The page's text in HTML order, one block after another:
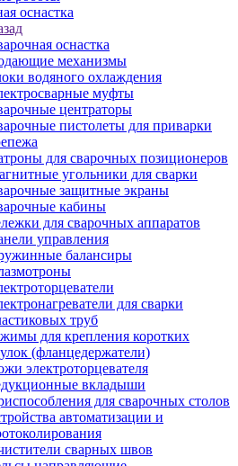
оснастка
оснастка
механизмы
водяного охлаждения
муфты
центраторы
пистолеты для приварки
для сварочных позиционеров
угольники для сварки
защитные экраны
кабины
для сварочных аппаратов
управления
балансиры
для сварки
труб
для крепления коротких
(фланцедержатели)
электроторцевателя
вкладыши
для сварочных столов
автоматизации и
сварных швов